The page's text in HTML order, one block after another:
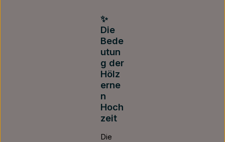
✨
Die
Bede
utun
g der
Hölz
erne
n
Hoch
zeit
Die